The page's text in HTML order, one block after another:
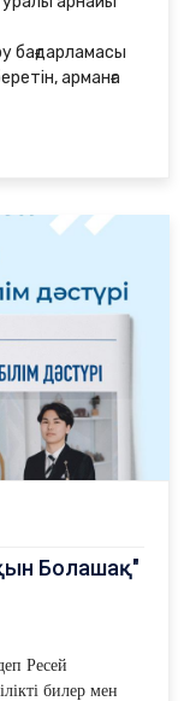
бағдарламасы
арманға
Болашақ"
Ресей
билер мен